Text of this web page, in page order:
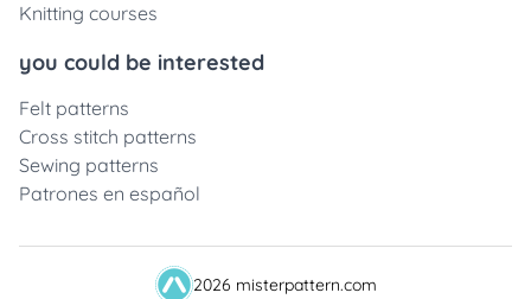
Knitting courses
you could be interested
Felt patterns
Cross stitch patterns
Sewing patterns
Patrones en español
2026 misterpattern.com